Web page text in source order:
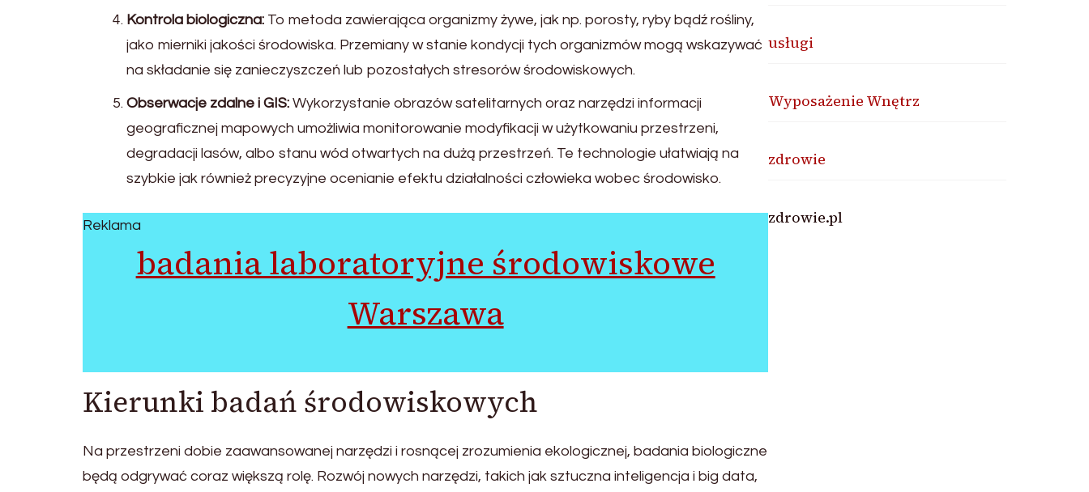
Kontrola biologiczna: To metoda zawierająca organizmy żywe, jak np. porosty, ryby bądź rośliny,
jako mierniki jakości środowiska. Przemiany w stanie kondycji tych organizmów mogą wskazywać
na składanie się zanieczyszczeń lub pozostałych stresorów środowiskowych.
Obserwacje zdalne i GIS: Wykorzystanie obrazów satelitarnych oraz narzędzi informacji
geograficznej mapowych umożliwia monitorowanie modyfikacji w użytkowaniu przestrzeni,
degradacji lasów, albo stanu wód otwartych na dużą przestrzeń. Te technologie ułatwiają na
szybkie jak również precyzyjne ocenianie efektu działalności człowieka wobec środowisko.
Reklama
badania laboratoryjne środowiskowe
Warszawa
Kierunki badań środowiskowych
Na przestrzeni dobie zaawansowanej narzędzi i rosnącej zrozumienia ekologicznej, badania biologiczne
będą odgrywać coraz większą rolę. Rozwój nowych narzędzi, takich jak sztuczna inteligencja i big data,
usługi
Wyposażenie Wnętrz
zdrowie
zdrowie.pl